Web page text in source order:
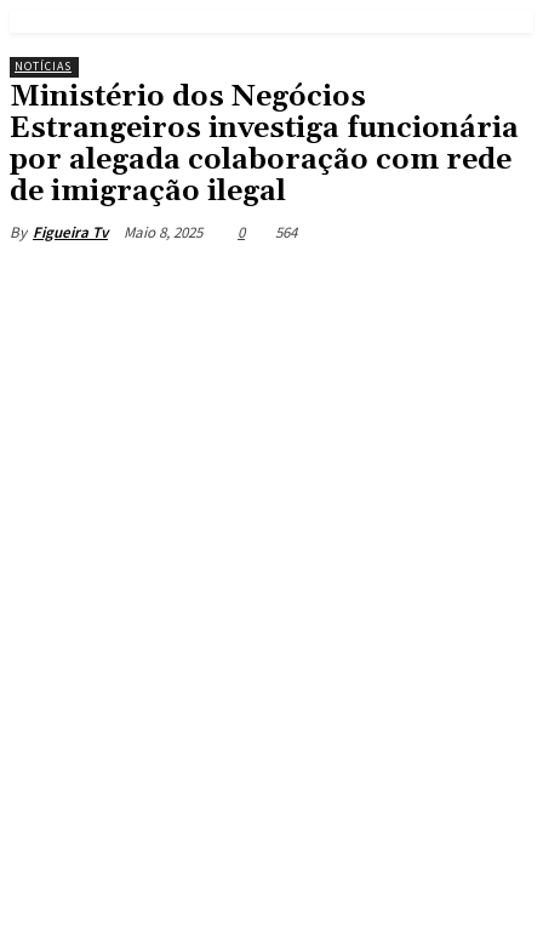
NOTÍCIAS
Ministério dos Negócios
Estrangeiros investiga funcionária
por alegada colaboração com rede
de imigração ilegal
By Figueira Tv Maio 8, 2025 0 564